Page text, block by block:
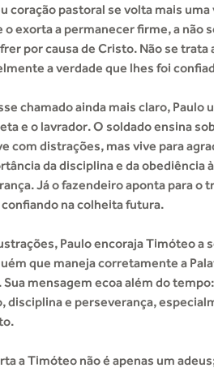
coração pastoral se volta mais
o exorta a permanecer firme, a não
por causa de Cristo. Não se
a verdade que lhes foi
chamado ainda mais claro,
e o lavrador. O soldado ensina
com distrações, mas vive para
da disciplina e da obediência
Já o fazendeiro aponta para o
na colheita futura.
Paulo encoraja Timóteo a
que maneja corretamente a
mensagem ecoa além do
disciplina e perseverança,
a Timóteo não é apenas um